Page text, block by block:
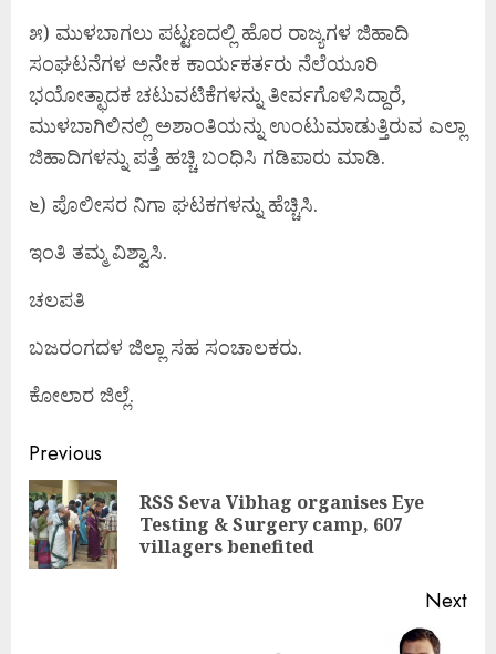
೫) ಮುಳಬಾಗಲು ಪಟ್ಟಣದಲ್ಲಿ ಹೊರ ರಾಜ್ಯಗಳ ಜಿಹಾದಿ
ಸಂಘಟನೆಗಳ ಅನೇಕ ಕಾರ್ಯಕರ್ತರು ನೆಲೆಯೂರಿ
ಭಯೋತ್ಫಾದಕ ಚಟುವಟಿಕೆಗಳನ್ನು ತೀರ್ವಗೊಳಿಸಿದ್ದಾರೆ,
ಮುಳಬಾಗಿಲಿನಲ್ಲಿ ಅಶಾಂತಿಯನ್ನು ಉಂಟುಮಾಡುತ್ತಿರುವ ಎಲ್ಲಾ
ಜಿಹಾದಿಗಳನ್ನು ಪತ್ತೆ ಹಚ್ಚಿ ಬಂಧಿಸಿ ಗಡಿಪಾರು ಮಾಡಿ.
೬) ಪೊಲೀಸರ ನಿಗಾ ಘಟಕಗಳನ್ನು ಹೆಚ್ಚಿಸಿ.
ಇಂತಿ ತಮ್ಮ ವಿಶ್ವಾಸಿ.
ಚಲಪತಿ
ಬಜರಂಗದಳ ಜಿಲ್ಲಾ ಸಹ ಸಂಚಾಲಕರು.
ಕೋಲಾರ ಜಿಲ್ಲೆ.
Continue
Reading
Previous
RSS Seva Vibhag organises Eye
Testing & Surgery camp, 607
villagers benefited
Next